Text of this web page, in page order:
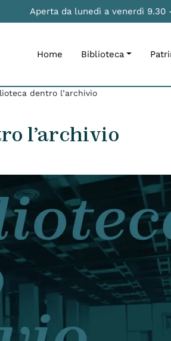
Aperta da lunedì a venerdì 9.30
Home Biblioteca
dentro l’archivio
l’archivio